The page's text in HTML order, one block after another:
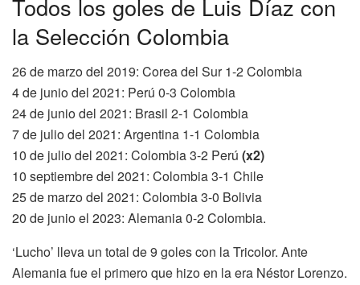
Todos los goles de Luis Díaz con
la Selección Colombia
26 de marzo del 2019: Corea del Sur 1-2 Colombia
4 de junio del 2021: Perú 0-3 Colombia
24 de junio del 2021: Brasil 2-1 Colombia
7 de julio del 2021: Argentina 1-1 Colombia
10 de julio del 2021: Colombia 3-2 Perú (x2)
10 septiembre del 2021: Colombia 3-1 Chile
25 de marzo del 2021: Colombia 3-0 Bolivia
20 de junio el 2023: Alemania 0-2 Colombia.
‘Lucho’ lleva un total de 9 goles con la Tricolor. Ante
Alemania fue el primero que hizo en la era Néstor Lorenzo.